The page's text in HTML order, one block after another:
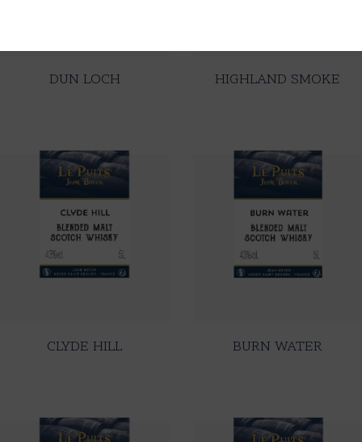
DUN LOCH HIGHLAND SMOKE
CLYDE HILL BURN WATER